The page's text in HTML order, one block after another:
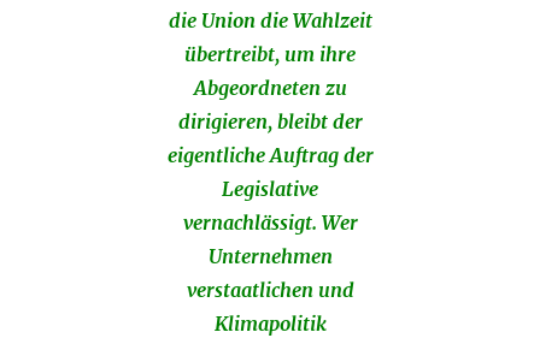
die Union die Wahlzeit
übertreibt, um ihre
Abgeordneten zu
dirigieren, bleibt der
eigentliche Auftrag der
Legislative
vernachlässigt. Wer
Unternehmen
verstaatlichen und
Klimapolitik